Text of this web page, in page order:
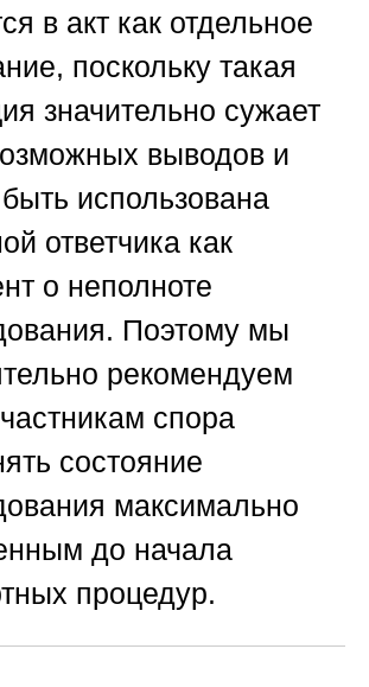
в акт как отдельное
поскольку такая
значительно сужает
выводов и
использована
ответчика как
о неполноте
Поэтому мы
рекомендуем
спора
состояние
максимально
до начала
процедур.